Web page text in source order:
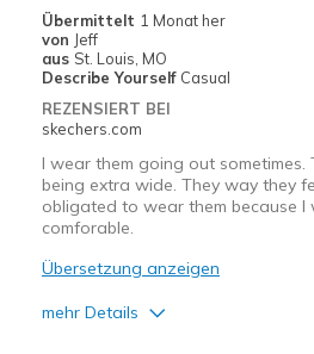
Width
Feels true to
Sizing
View On Shoes
Shoes are for
Übermittelt 1 Monat her
von Jeff
aus St. Louis, MO
Describe Yourself Casual
REZENSIERT BEI
skechers.com
I wear them going out
being extra wide. They way they
obligated to wear them because I
comforable.
Übersetzung anzeigen
mehr Details